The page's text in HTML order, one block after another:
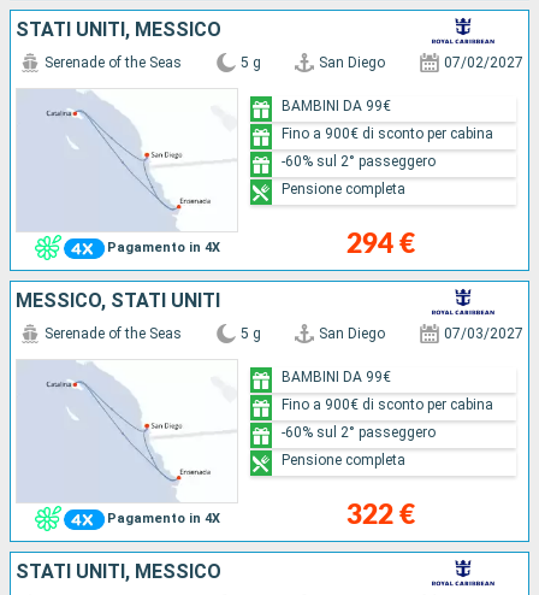
STATI UNITI, MESSICO
Pagamento in 4X
Serenade of the Seas 5 g San Diego 07/02/2027
294 €
BAMBINI DA 99€
Fino a 900€ di sconto per cabina
-60% sul 2° passeggero
Pensione completa
MESSICO, STATI UNITI
Pagamento in 4X
Serenade of the Seas 5 g San Diego 07/03/2027
322 €
BAMBINI DA 99€
Fino a 900€ di sconto per cabina
-60% sul 2° passeggero
Pensione completa
STATI UNITI, MESSICO